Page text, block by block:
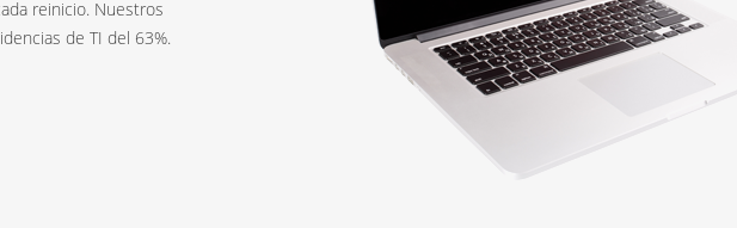
reinicio. Nuestros
de TI del 63%.